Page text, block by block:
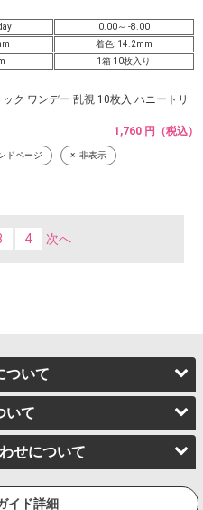
0.00～ -8.00
着色: 14.2mm
1箱 10枚入り
ク ワンデー 乱視 10枚入 ハニートリ
1,760 円（税込）
ドページ 非表示
4 次へ
ついて
いて
せについて
イド詳細